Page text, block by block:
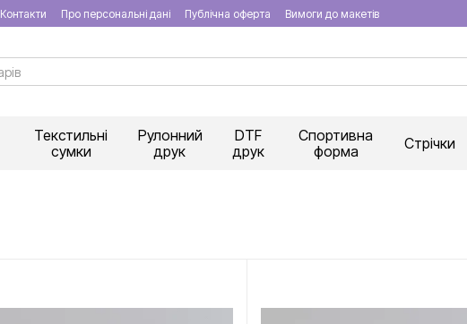
Контакти Про персональні дані Публічна оферта Вимоги до макетів
Текстильні
сумки
Рулонний
друк
DTF
друк
Спортивна
форма
Стрічки